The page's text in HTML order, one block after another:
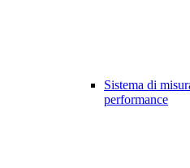
Sistema di
performance